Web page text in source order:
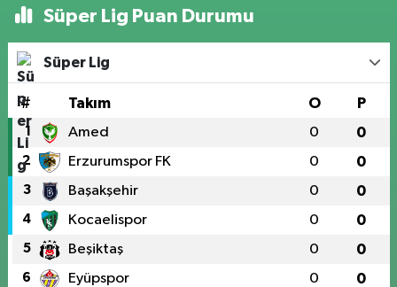
Süper Lig Puan Durumu
Süper Lig
# Takım O P
1 Amed 0 0
2 Erzurumspor FK 0 0
3 Başakşehir 0 0
4 Kocaelispor 0 0
5 Beşiktaş 0 0
6 Eyüpspor 0 0